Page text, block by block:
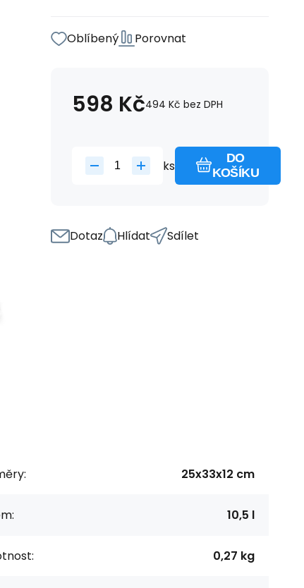
Oblíbený Porovnat
598 Kč494 Kč bez DPH
ks
DO
KOŠÍKU
Dotaz Hlídat Sdílet
25x33x12 cm
10,5 l
0,27 kg